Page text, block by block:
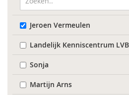
Jeroen Vermeulen
Landelijk Kenniscentrum LVB
Sonja
Martijn Arns